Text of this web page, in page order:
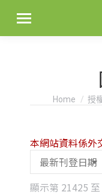
You are
Home 授
顯示第 21425
本網站資料係